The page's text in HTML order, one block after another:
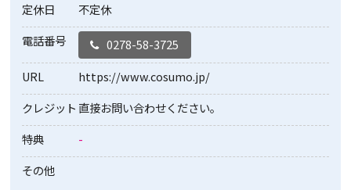
定休日
不定休
電話番号
0278-58-3725
URL
https://www.cosumo.jp/
クレジット 直接お問い合わせください。
特典
-
その他